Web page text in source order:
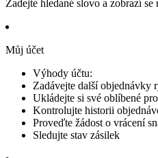
Zadejte hledané slovo a zobrazí se
Můj účet
Výhody účtu:
Zadávejte další objednávky
Ukládejte si své oblíbené
Kontrolujte historii
Proveďte žádost o vrácení
Sledujte stav zásilek